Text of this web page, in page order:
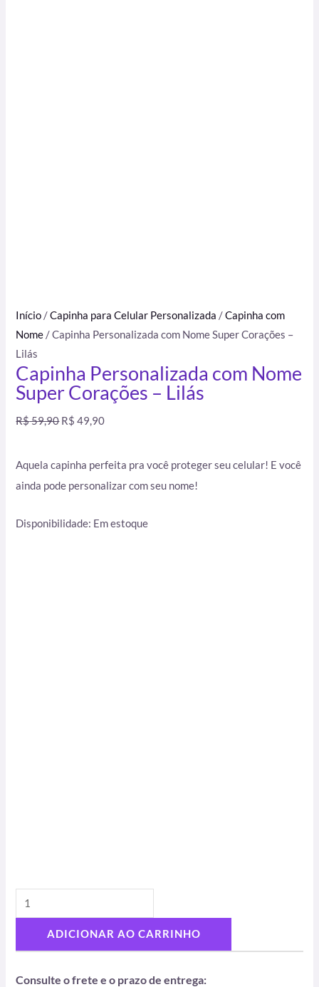
Início /Capinha para Celular Personalizada /Capinha com
Nome / Capinha Personalizada com Nome Super Corações –
Lilás
Capinha Personalizada com Nome
Super Corações – Lilás
R$59,90 R$ 49,90
Aquela capinha perfeita pra você proteger seu celular! E você
ainda pode personalizar com seu nome!
Disponibilidade: Em estoque
ADICIONAR AO CARRINHO
Consulte o frete e o prazo de entrega: